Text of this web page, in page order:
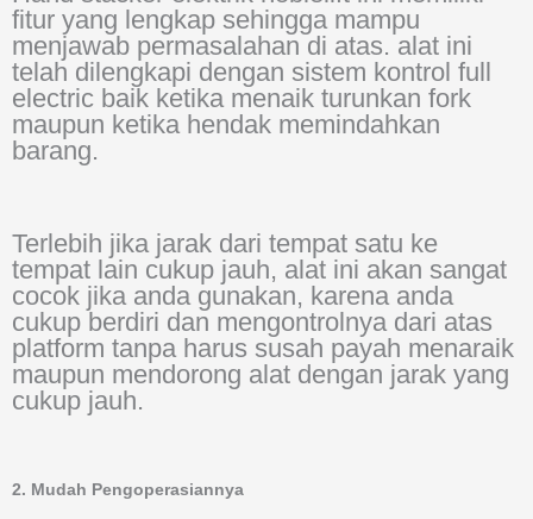
fitur yang lengkap sehingga mampu
menjawab permasalahan di atas. alat ini
telah dilengkapi dengan sistem kontrol full
electric baik ketika menaik turunkan fork
maupun ketika hendak memindahkan
barang.
Terlebih jika jarak dari tempat satu ke
tempat lain cukup jauh, alat ini akan sangat
cocok jika anda gunakan, karena anda
cukup berdiri dan mengontrolnya dari atas
platform tanpa harus susah payah menaraik
maupun mendorong alat dengan jarak yang
cukup jauh.
2. Mudah Pengoperasiannya